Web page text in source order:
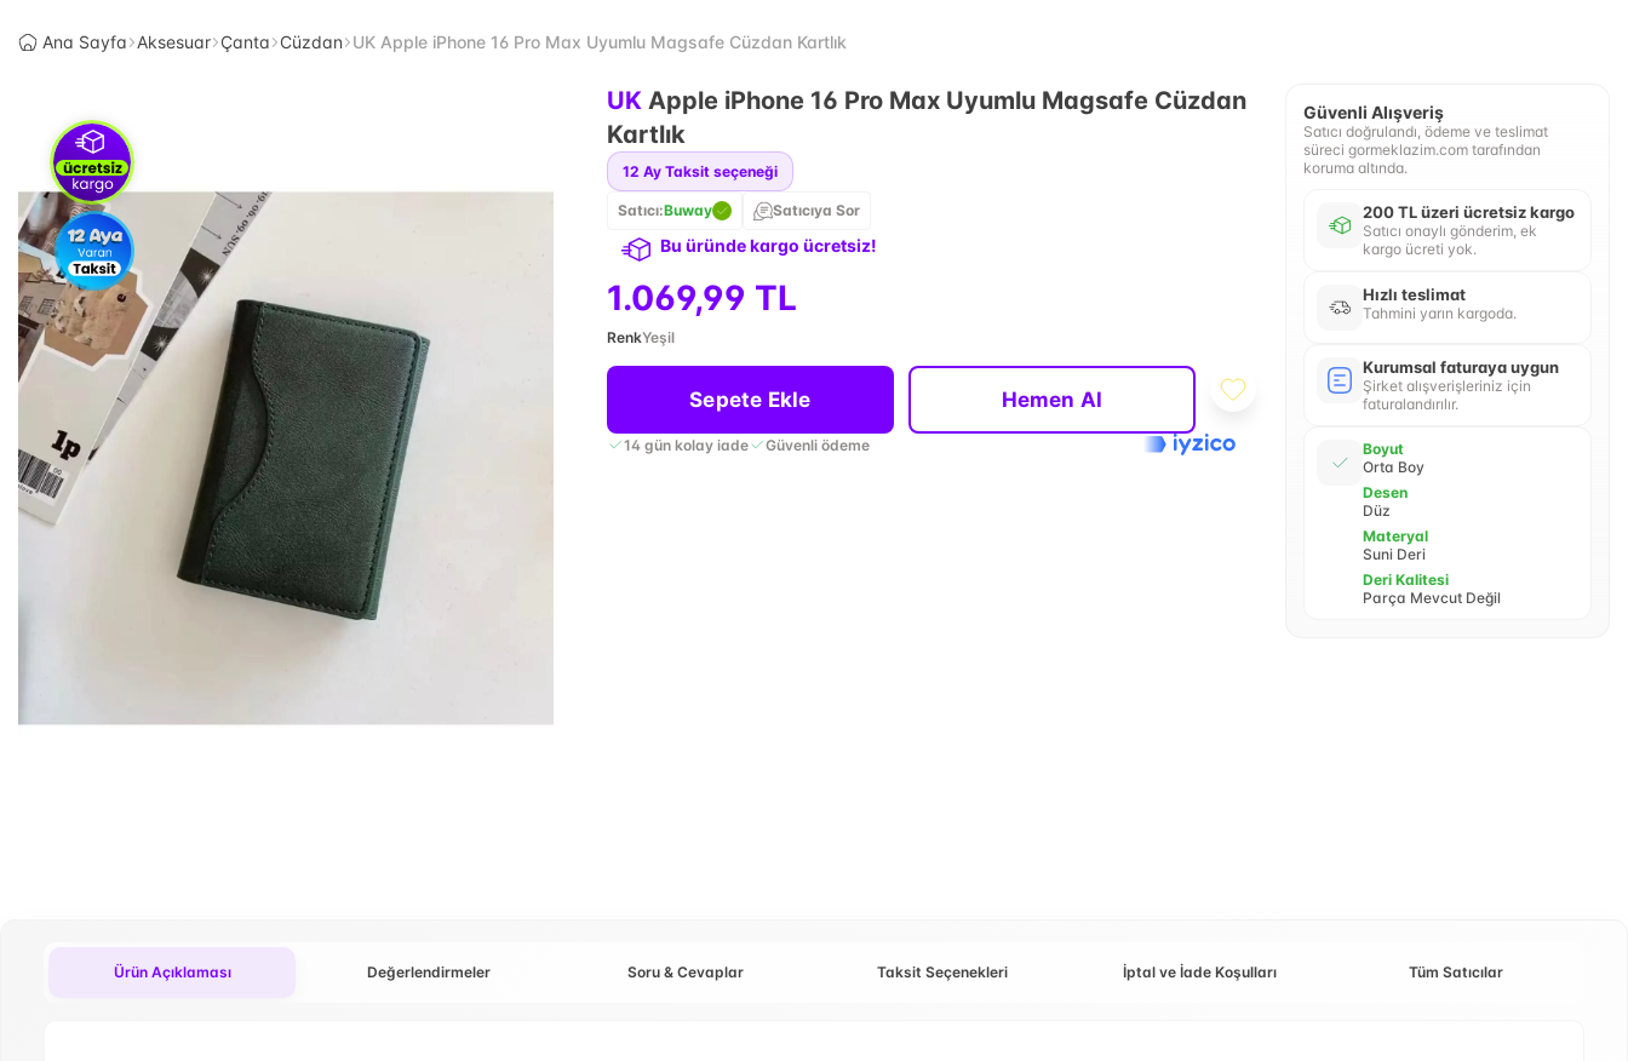
Ana Sayfa Aksesuar Çanta Cüzdan UK Apple iPhone 16 Pro Max Uyumlu Magsafe Cüzdan Kartlık
UK Apple iPhone 16 Pro Max Uyumlu Magsafe Cüzdan
Kartlık
12 Ay Taksit seçeneği
Satıcı:Buway Satıcıya Sor
Bu üründe kargo ücretsiz!
1.069,99 TL
RenkYeşil
Sepete Ekle Hemen Al
14 gün kolay iade Güvenli ödeme
Güvenli Alışveriş
Satıcı doğrulandı, ödeme ve teslimat
süreci gormeklazim.com tarafından
koruma altında.
200 TL üzeri ücretsiz kargo
Satıcı onaylı gönderim, ek
kargo ücreti yok.
Hızlı teslimat
Tahmini yarın kargoda.
Kurumsal faturaya uygun
Şirket alışverişleriniz için
faturalandırılır.
Boyut
Orta Boy
Desen
Düz
Materyal
Suni Deri
Deri Kalitesi
Parça Mevcut Değil
Ürün Açıklaması Değerlendirmeler Soru & Cevaplar Taksit Seçenekleri İptal ve İade Koşulları Tüm Satıcılar